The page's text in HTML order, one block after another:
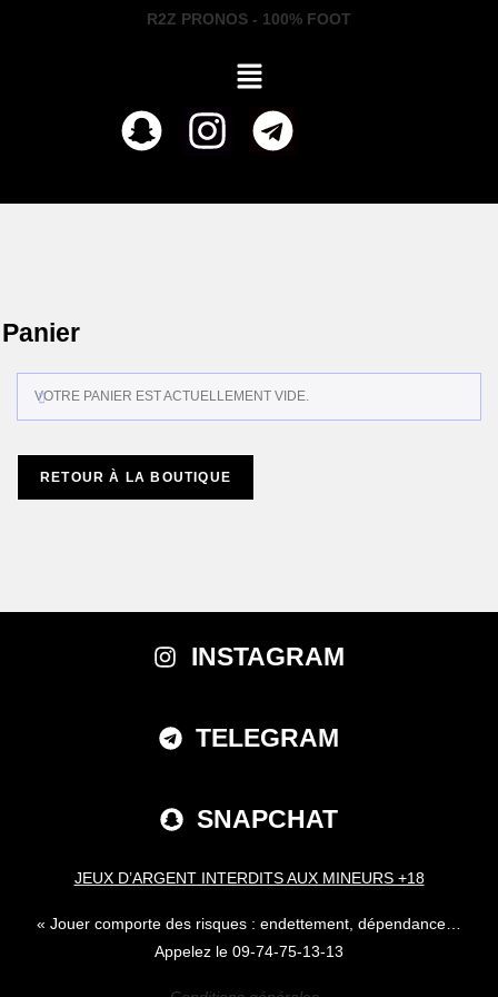
R2Z PRONOS - 100% FOOT
Panier
VOTRE PANIER EST ACTUELLEMENT VIDE.
RETOUR À LA BOUTIQUE
INSTAGRAM
TELEGRAM
SNAPCHAT
JEUX D’ARGENT INTERDITS AUX MINEURS +18
« Jouer comporte des risques : endettement, dépendance…
Appelez le 09-74-75-13-13